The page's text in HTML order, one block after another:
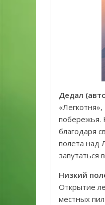
Дедал
побережья.
благодаря
полета над
запутаться
Низкий
Открытие
местных